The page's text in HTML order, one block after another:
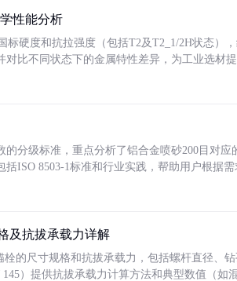
性能分析
标硬度和抗拉强度（包括T2及T2_1/2H状态）
比不同状态下的金属特性差异，为工业选材提
的分级标准，重点分析了铝合金喷砂200目对应
ISO 8503-1标准和行业实践，帮助用户根据需
及抗拔承载力详解
栓的尺寸规格和抗拔承载力，包括螺杆直径、
145）提供抗拔承载力计算方法和典型数值（如